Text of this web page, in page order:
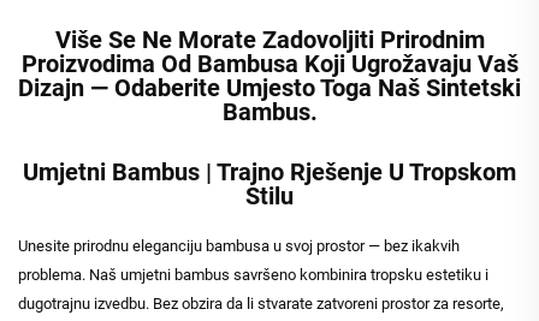
Više Se Ne Morate Zadovoljiti Prirodnim
Proizvodima Od Bambusa Koji Ugrožavaju Vaš
Dizajn — Odaberite Umjesto Toga Naš Sintetski
Bambus.
Umjetni Bambus | Trajno Rješenje U Tropskom
Stilu
Unesite prirodnu eleganciju bambusa u svoj prostor — bez ikakvih
problema. Naš umjetni bambus savršeno kombinira tropsku estetiku i
dugotrajnu izvedbu. Bez obzira da li stvarate zatvoreni prostor za resorte,